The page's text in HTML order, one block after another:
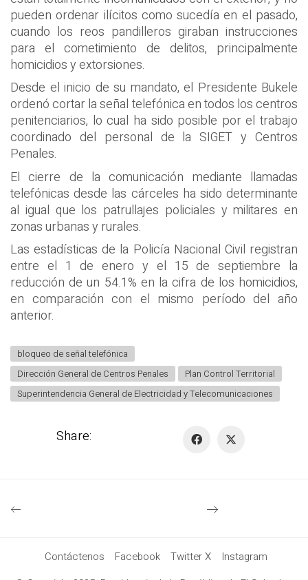
pueden ordenar ilícitos como sucedía en el pasado,
cuando los reos pandilleros giraban instrucciones
para el cometimiento de delitos, principalmente
homicidios y extorsiones.
Desde el inicio de su mandato, el Presidente Bukele
ordenó cortar la señal telefónica en todos los centros
penitenciarios, lo cual ha sido posible por el trabajo
coordinado del personal de la SIGET y Centros
Penales.
El cierre de la comunicación mediante llamadas
telefónicas desde las cárceles ha sido determinante
al igual que los patrullajes policiales y militares en
zonas urbanas y rurales.
Las estadísticas de la Policía Nacional Civil registran
entre el 1 de enero y el 15 de septiembre la
reducción de un 54.1% en la cifra de los homicidios,
en comparación con el mismo período del año
anterior.
bloqueo de señal telefónica
Dirección General de Centros Penales
Plan Control Territorial
Superintendencia General de Electricidad y Telecomunicaciones
Share:
Contáctenos Facebook Twitter X
Instagram